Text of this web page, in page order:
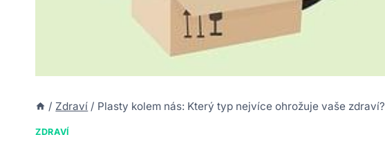
/ Zdraví / Plasty kolem nás: Který typ nejvíce ohrožuje vaše zdraví?
ZDRAVÍ